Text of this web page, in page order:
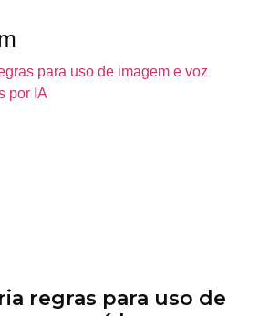
regras para uso de